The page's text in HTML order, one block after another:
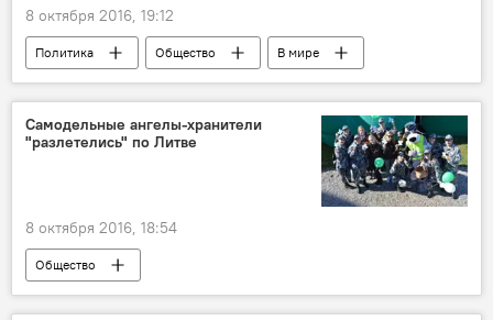
8 октября 2016, 19:12
Политика Общество В мире
Самодельные ангелы-хранители
"разлетелись" по Литве
8 октября 2016, 18:54
Общество